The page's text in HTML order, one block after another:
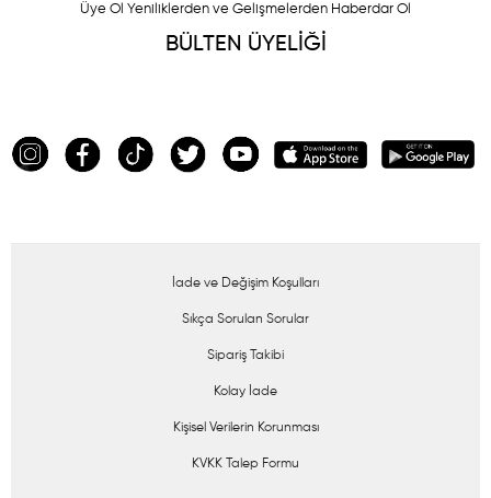
Üye Ol Yeniliklerden ve Gelişmelerden Haberdar Ol
BÜLTEN ÜYELİĞİ
İade ve Değişim Koşulları
Sıkça Sorulan Sorular
Sipariş Takibi
Kolay İade
Kişisel Verilerin Korunması
KVKK Talep Formu